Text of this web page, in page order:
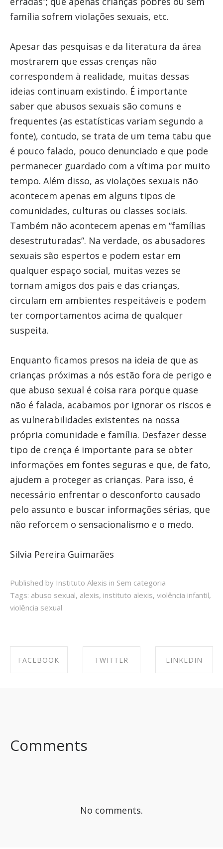
família sofrem violações sexuais, etc.
Apesar das pesquisas e da literatura da área
mostrarem que essas crenças não
correspondem à realidade, muitas dessas
ideias continuam existindo. É importante
saber que abusos sexuais são comuns e
frequentes (as estatísticas variam segundo a
fonte), contudo, se trata de um tema tabu que
é pouco falado, pouco denunciado e que pode
permanecer guardado com a vítima por muito
tempo. Além disso, as violações sexuais não
acontecem apenas em alguns tipos de
comunidades, culturas ou classes sociais.
Também não acontecem apenas em “famílias
desestruturadas”. Na verdade, os abusadores
sexuais são espertos e podem estar em
qualquer espaço social, muitas vezes se
tornam amigos dos pais e das crianças,
circulam em ambientes respeitáveis e podem
ter comportamentos acima de qualquer
suspeita.
Enquanto ficamos presos na ideia de que as
crianças próximas a nós estão fora de perigo e
que abuso sexual é coisa rara porque quase
não é falada, acabamos por ignorar os riscos e
as vulnerabilidades existentes na nossa
própria comunidade e família. Desfazer desse
tipo de crença é importante para se obter
informações em fontes seguras e que, de fato,
ajudem a proteger as crianças. Para isso, é
necessário enfrentar o desconforto causado
pelo assunto e buscar informações sérias, que
não reforcem o sensacionalismo e o medo.
Silvia Pereira Guimarães
Published by Instituto Alexis in Sem categoria
Tags: abuso sexual, alexis, instituto alexis, violência infantil,
violência sexual
FACEBOOK TWITTER LINKEDIN
Comments
No comments.